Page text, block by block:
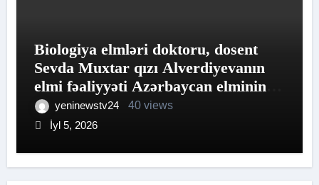
Biologiya elmləri doktoru, dosent
Sevda Muxtar qızı Alverdiyevanın
elmi fəaliyyəti Azərbaycan elminin
gələcəyinə qoyulan qiymətli
sərmayədir.
yeninewstv24
40 views
İyl 5, 2026